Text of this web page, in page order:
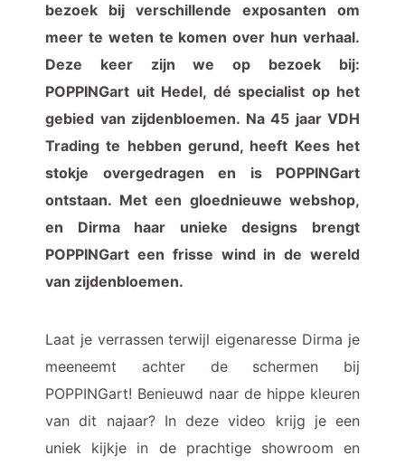
bezoek bij verschillende exposanten om
meer te weten te komen over hun verhaal.
Deze keer zijn we op bezoek bij:
POPPINGart uit Hedel, dé specialist op het
gebied van zijdenbloemen. Na 45 jaar VDH
Trading te hebben gerund, heeft Kees het
stokje overgedragen en is POPPINGart
ontstaan. Met een gloednieuwe webshop,
en Dirma haar unieke designs brengt
POPPINGart een frisse wind in de wereld
van zijdenbloemen.
Laat je verrassen terwijl eigenaresse Dirma je
meeneemt achter de schermen bij
POPPINGart! Benieuwd naar de hippe kleuren
van dit najaar? In deze video krijg je een
uniek kijkje in de prachtige showroom en